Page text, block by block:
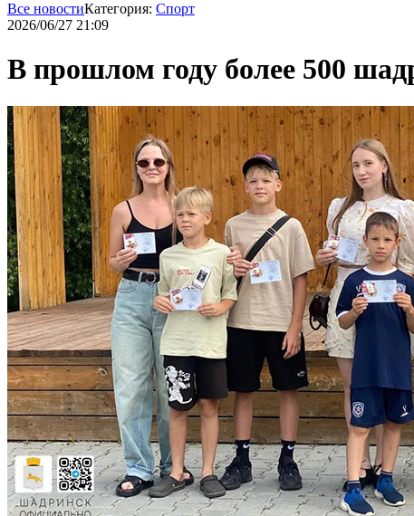
Все новостиКатегория: Спорт
2026/06/27 21:09
В прошлом году более 500